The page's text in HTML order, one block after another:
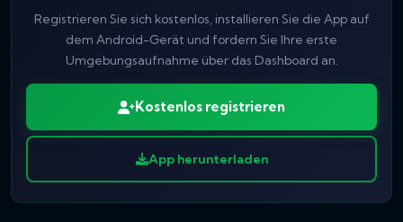
Registrieren Sie sich kostenlos, installieren Sie die App auf
dem Android-Gerät und fordern Sie Ihre erste
Umgebungsaufnahme über das Dashboard an.
Kostenlos registrieren
App herunterladen